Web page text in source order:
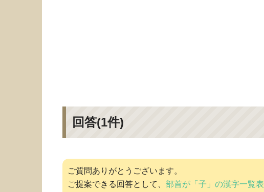
回答(1件)
ご質問ありがとうございます。
ご提案できる回答として、 部首が「子」の漢字一覧表